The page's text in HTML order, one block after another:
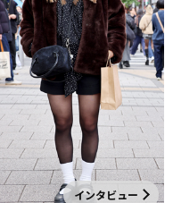
インタビュー